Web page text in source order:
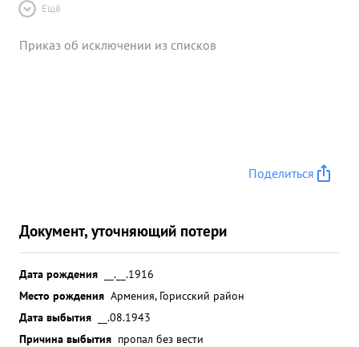
Ещё
Приказ об исключении из списков
Поделиться
Документ, уточняющий потери
Дата рождения
__.__.1916
Место рождения Армения, Горисский район
Дата выбытия
__.08.1943
Причина выбытия пропал без вести